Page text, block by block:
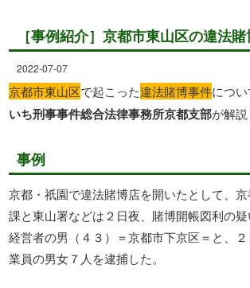
［事例紹介］京都市東山区の違法
2022-07-07
京都市東山区で起こった違法賭博事件につ
いち刑事事件総合法律事務所京都支部が解説
事例
京都・祇園で違法賭博店を開いたとして、
課と東山署などは２日夜、賭博開帳図利の
経営者の男（４３）＝京都市下京区＝と、
業員の男女７人を逮捕した。